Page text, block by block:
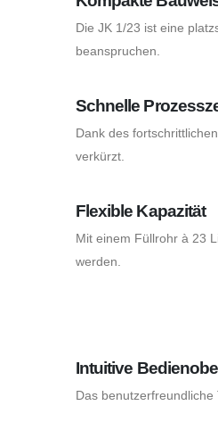
Die JK 1/23 ist eine
beanspruchen.
Schnelle
Dank des
verkürzt.
Flexible Kapazität
Mit einem Füllrohr à 23
werden.
Intuitive
Das